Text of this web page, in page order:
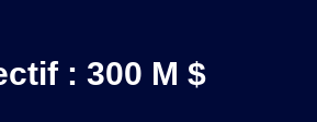
: 300 M $